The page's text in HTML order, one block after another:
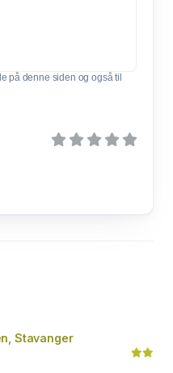
på denne siden og også til
Stavanger